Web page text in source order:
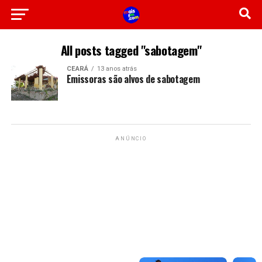
All posts tagged "sabotagem"
CEARÁ 13 anos atrás
Emissoras são alvos de sabotagem
ANÚNCIO